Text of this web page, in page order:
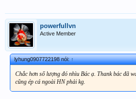
powerfullvn
Active Member
lyhung0907722198 nói:↑
Chắc hơn số lượng đó nhìu Bác ạ. Thank bác đã
cũng ép cá ngoài HN phải kg.